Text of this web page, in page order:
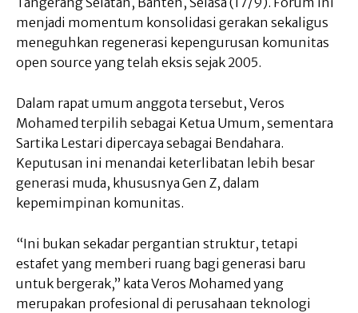
menjadi momentum konsolidasi gerakan sekaligus
meneguhkan regenerasi kepengurusan komunitas
open source yang telah eksis sejak 2005.
Dalam rapat umum anggota tersebut, Veros
Mohamed terpilih sebagai Ketua Umum, sementara
Sartika Lestari dipercaya sebagai Bendahara.
Keputusan ini menandai keterlibatan lebih besar
generasi muda, khususnya Gen Z, dalam
kepemimpinan komunitas.
“Ini bukan sekadar pergantian struktur, tetapi
estafet yang memberi ruang bagi generasi baru
untuk bergerak,” kata Veros Mohamed yang
merupakan profesional di perusahaan teknologi